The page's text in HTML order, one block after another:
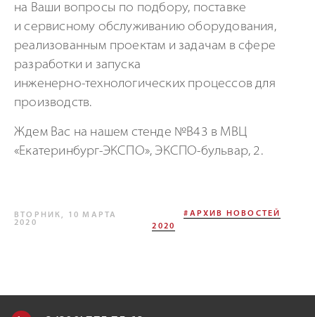
на Ваши вопросы по подбору, поставке
и сервисному обслуживанию оборудования,
реализованным проектам и задачам в сфере
разработки и запуска
инженерно-технологических процессов для
производств.
Ждем Вас на нашем стенде №В43 в МВЦ
«Екатеринбург-ЭКСПО», ЭКСПО-бульвар, 2.
ВТОРНИК, 10 МАРТА
2020
#АРХИВ НОВОСТЕЙ
2020